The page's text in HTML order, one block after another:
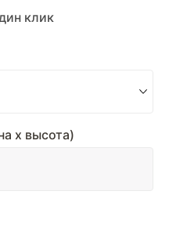
х высота)
клик